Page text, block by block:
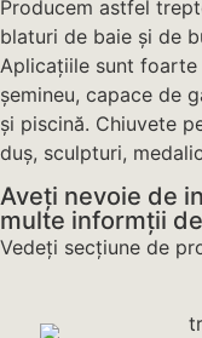
Producem astfel
blaturi de baie și de
Aplicațiile sunt foarte
șemineu, capace de
și piscină. Chiuvete
duș, sculpturi,
Aveți nevoie de
multe informții
Vedeți secțiune de